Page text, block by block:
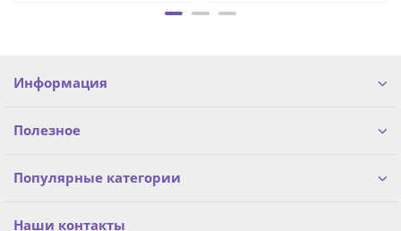
Информация
Полезное
Популярные категории
Наши контакты